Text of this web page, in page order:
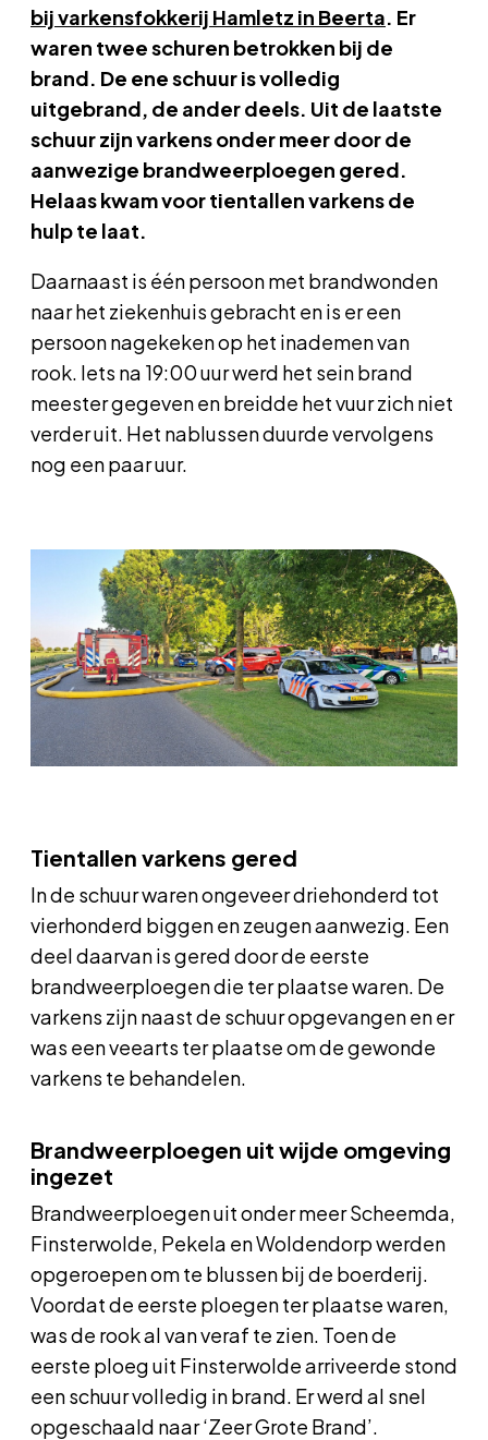
bij varkensfokkerij Hamletz in Beerta. Er
waren twee schuren betrokken bij de
brand. De ene schuur is volledig
uitgebrand, de ander deels. Uit de laatste
schuur zijn varkens onder meer door de
aanwezige brandweerploegen gered.
Helaas kwam voor tientallen varkens de
hulp te laat.
Daarnaast is één persoon met brandwonden
naar het ziekenhuis gebracht en is er een
persoon nagekeken op het inademen van
rook. Iets na 19:00 uur werd het sein brand
meester gegeven en breidde het vuur zich niet
verder uit. Het nablussen duurde vervolgens
nog een paar uur.
Tientallen varkens gered
In de schuur waren ongeveer driehonderd tot
vierhonderd biggen en zeugen aanwezig. Een
deel daarvan is gered door de eerste
brandweerploegen die ter plaatse waren. De
varkens zijn naast de schuur opgevangen en er
was een veearts ter plaatse om de gewonde
varkens te behandelen.
Brandweerploegen uit wijde omgeving
ingezet
Brandweerploegen uit onder meer Scheemda,
Finsterwolde, Pekela en Woldendorp werden
opgeroepen om te blussen bij de boerderij.
Voordat de eerste ploegen ter plaatse waren,
was de rook al van veraf te zien. Toen de
eerste ploeg uit Finsterwolde arriveerde stond
een schuur volledig in brand. Er werd al snel
opgeschaald naar ‘Zeer Grote Brand’.